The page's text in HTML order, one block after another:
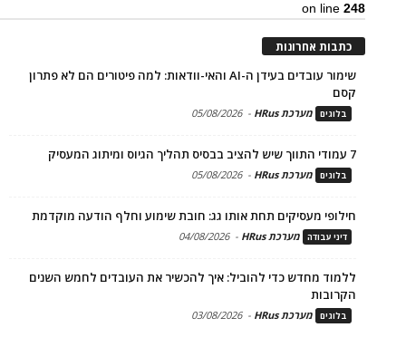
on line248
כתבות אחרונות
שימור עובדים בעידן ה-AI והאי-וודאות: למה פיטורים הם לא פתרון
קסם
בלוגים מערכת HRus -
05/08/2026
7 עמודי התווך שיש להציב בבסיס תהליך הגיוס ומיתוג המעסיק
בלוגים מערכת HRus -
05/08/2026
חילופי מעסיקים תחת אותו גג: חובת שימוע וחלף הודעה מוקדמת
דיני עבודה מערכת HRus -
04/08/2026
ללמוד מחדש כדי להוביל: איך להכשיר את העובדים לחמש השנים
הקרובות
בלוגים מערכת HRus -
03/08/2026